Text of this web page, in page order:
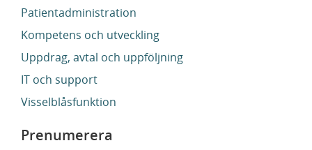
Patientadministration
Kompetens och utveckling
Uppdrag, avtal och uppföljning
IT och support
Visselblåsfunktion
Prenumerera